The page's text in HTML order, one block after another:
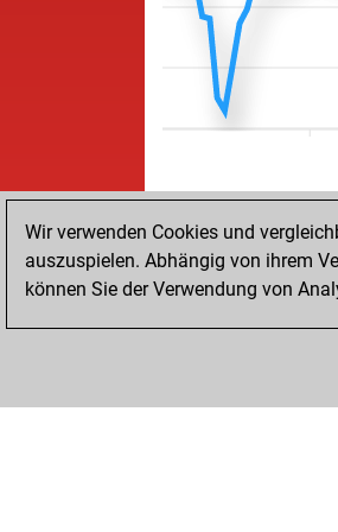
STARTSEITE
Wir verwenden Cookies und
auszuspielen. Abhängig von ihrem
können Sie der Verwendung von